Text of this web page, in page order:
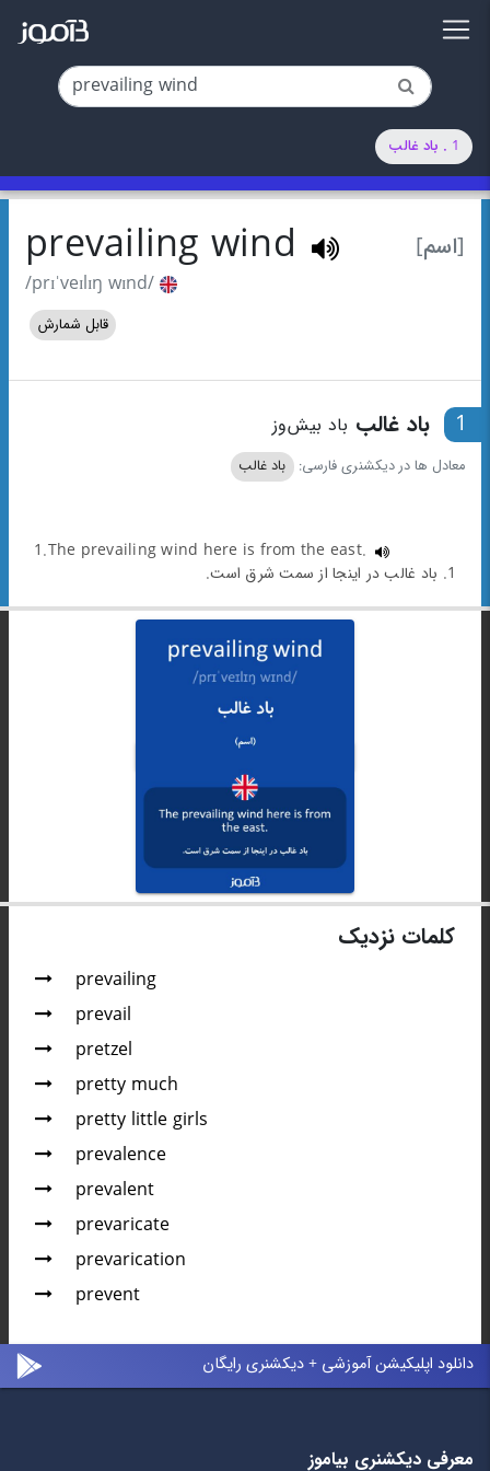
1 . باد غالب
[اسم] prevailing wind
/prɪˈveɪlɪŋ wɪnd/
قابل شمارش
1 باد غالب باد بیش‌وز
معادل ها در دیکشنری فارسی: باد غالب
1.The prevailing wind here is from the east.
1. باد غالب در اینجا از سمت شرق است.
کلمات نزدیک
prevailing
prevail
pretzel
pretty much
pretty little girls
prevalence
prevalent
prevaricate
prevarication
prevent
دانلود اپلیکیشن آموزشی + دیکشنری رایگان
معرفی دیکشنری بیاموز